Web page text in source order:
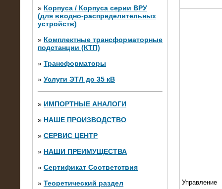
» Корпуса / Корпуса серии ВРУ
(для вводно-распределительных
устройств)
» Комплектные трансформаторные
подстанции (КТП)
» Трансформаторы
» Услуги ЭТЛ до 35 кВ
» ИМПОРТНЫЕ АНАЛОГИ
» НАШЕ ПРОИЗВОДСТВО
» СЕРВИС ЦЕНТР
» НАШИ ПРЕИМУЩЕСТВА
» Сертификат Соответствия
» Теоретический раздел
28.02.2015
Нагрузочные модули 700 кВт (4
штуки)
Управление